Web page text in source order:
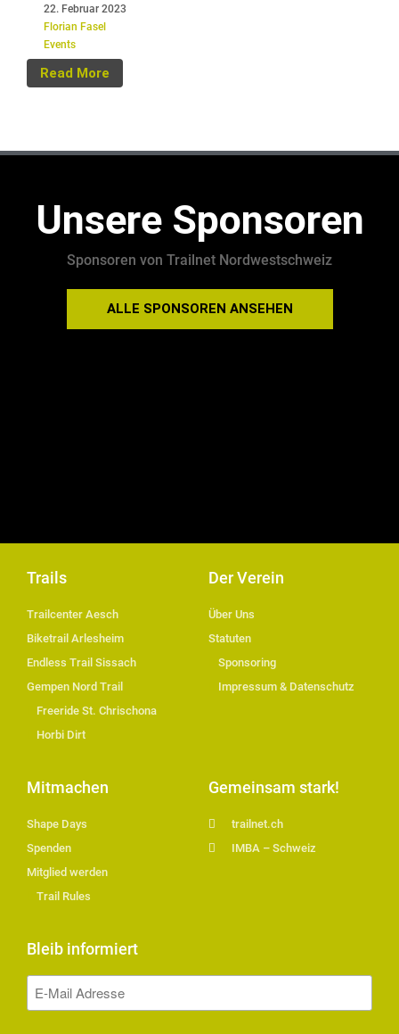
22. Februar 2023
Florian Fasel
Events
Read More
Unsere Sponsoren
Sponsoren von Trailnet Nordwestschweiz
ALLE SPONSOREN ANSEHEN
Trails
Trailcenter Aesch
Biketrail Arlesheim
Endless Trail Sissach
Gempen Nord Trail
Freeride St. Chrischona
Horbi Dirt
Der Verein
Über Uns
Statuten
Sponsoring
Impressum & Datenschutz
Mitmachen
Shape Days
Spenden
Mitglied werden
Trail Rules
Gemeinsam stark!
trailnet.ch
IMBA – Schweiz
Bleib informiert